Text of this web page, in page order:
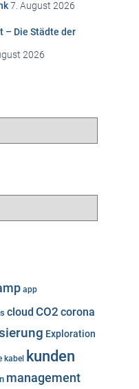
7. August 2026
– Die Städte der
2026
app
cloud CO2 corona
Exploration
kabel kunden
management